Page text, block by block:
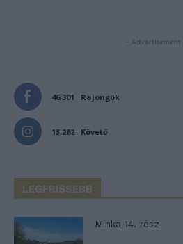
- Advertisement -
46,301 Rajongók
13,262 Követő
LEGFRISSEBB
Minka 14. rész